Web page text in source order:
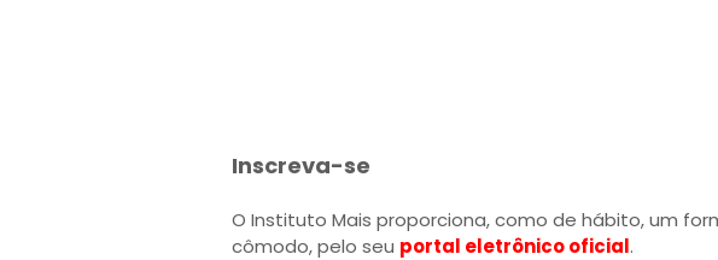
Inscreva-se
O Instituto Mais proporciona, como de hábito, um
cômodo, pelo seu portal eletrônico oficial.